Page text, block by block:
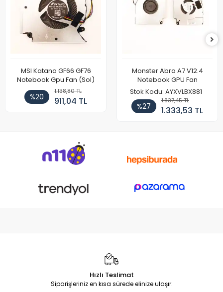
MSI Katana GF66 GF76
Notebook Gpu Fan (Sol)
%20
1.138,80 TL
911,04 TL
Monster Abra A7 V12.4
Notebook GPU Fan
Stok Kodu: AYXVLBX881
%27
1.837,45 TL
1.333,53 TL
Hızlı Teslimat
Siparişleriniz en kısa sürede elinize ulaşır.